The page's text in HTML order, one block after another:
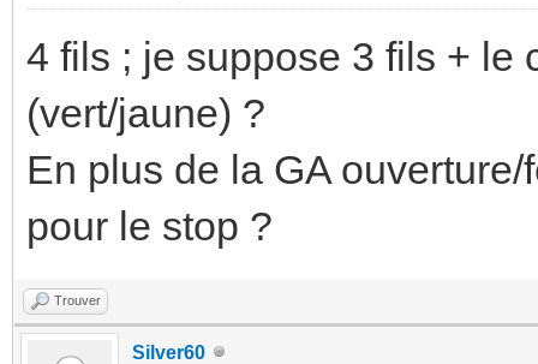
4 fils ; je suppose 3 fils + le
(vert/jaune) ?
En plus de la GA
pour le stop ?
Trouver
Silver60